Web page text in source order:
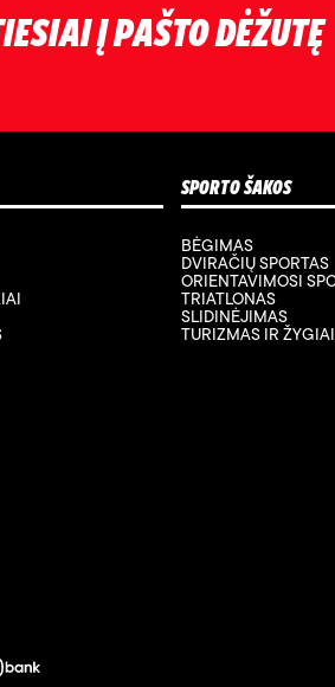
Į PAŠTO DĖŽUTĘ
SPORTO ŠAKOS
BĖGIMAS
DVIRAČIŲ SPORTAS
ORIENTAVIMOSI
TRIATLONAS
SLIDINĖJIMAS
TURIZMAS IR ŽYGIAI